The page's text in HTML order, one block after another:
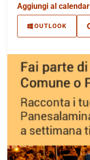
Aggiungi al
OUTLOOK